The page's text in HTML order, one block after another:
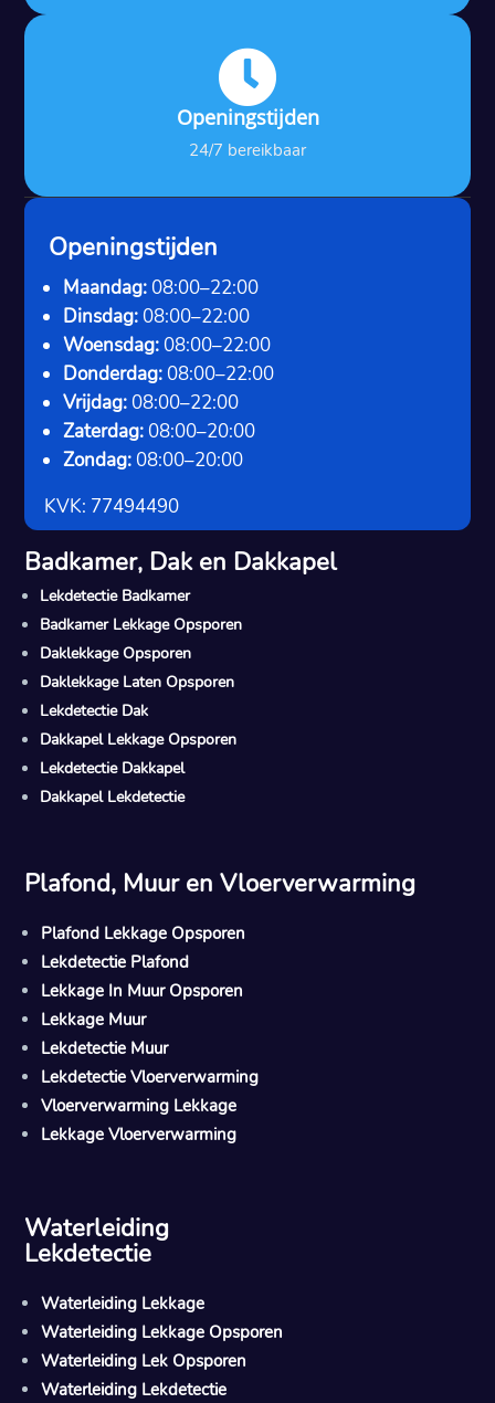

Openingstijden
24/7 bereikbaar
Openingstijden
Maandag: 08:00–22:00
Dinsdag: 08:00–22:00
Woensdag: 08:00–22:00
Donderdag: 08:00–22:00
Vrijdag: 08:00–22:00
Zaterdag: 08:00–20:00
Zondag: 08:00–20:00
KVK: 77494490
Badkamer, Dak en Dakkapel
Lekdetectie Badkamer
Badkamer Lekkage Opsporen
Daklekkage Opsporen
Daklekkage Laten Opsporen
Lekdetectie Dak
Dakkapel Lekkage Opsporen
Lekdetectie Dakkapel
Dakkapel Lekdetectie
Plafond, Muur en Vloerverwarming
Plafond Lekkage Opsporen
Lekdetectie Plafond
Lekkage In Muur Opsporen
Lekkage Muur
Lekdetectie Muur
Lekdetectie Vloerverwarming
Vloerverwarming Lekkage
Lekkage Vloerverwarming
Waterleiding
Lekdetectie
Waterleiding Lekkage
Waterleiding Lekkage Opsporen
Waterleiding Lek Opsporen
Waterleiding Lekdetectie